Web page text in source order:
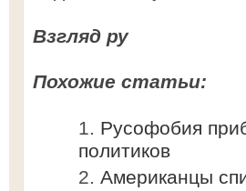
Взгляд ру
Похожие статьи:
Русофобия
политиков
Американцы